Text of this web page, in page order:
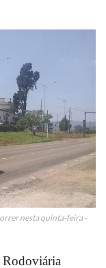
nesta quinta-feira -
Rodoviária